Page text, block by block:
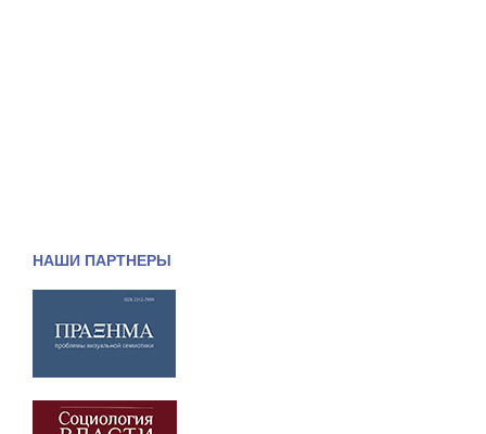
НАШИ ПАРТНЕРЫ